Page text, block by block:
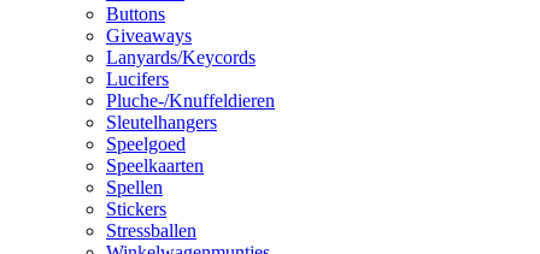
Buttons
Giveaways
Lanyards/Keycords
Lucifers
Pluche-/Knuffeldieren
Sleutelhangers
Speelgoed
Speelkaarten
Spellen
Stickers
Stressballen